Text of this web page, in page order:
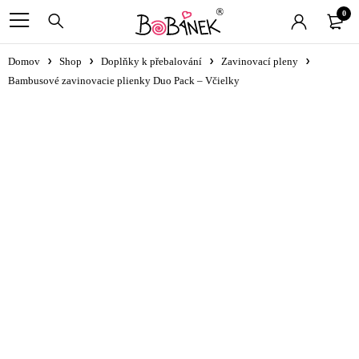
0
Domov Shop Doplňky k přebalování
Zavinovací pleny
Bambusové zavinovacie plienky Duo Pack – Včielky